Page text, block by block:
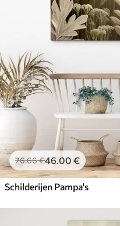
76.66€46.00 €
Schilderijen Pampa's